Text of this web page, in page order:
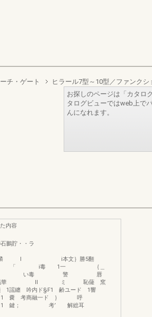
チ・ゲート ヒラール7型～10型／ファンクシ
お探しのページは「カタロ
タログビューではweb上で
んになれます。
内容
鵬貯・・ラ
）
本文旨麟 l i本文｝勝5翻
．匡 「 i毒 1一 ｛＿
毒 警 唇
呼剛議華 ll ミ 恥薩 窯
1謡纏 吟内ド§F1 齢ユード 1響
考商融一ド ｝ 呼
鍵； 考’ 解総耳